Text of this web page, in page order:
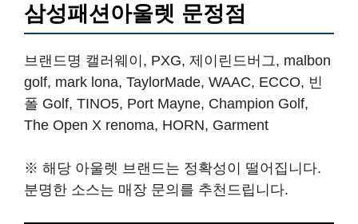
삼성패션아울렛 문정점
브랜드명 캘러웨이, PXG, 제이린드버그, malbon
golf, mark lona, TaylorMade, WAAC, ECCO, 빈
폴 Golf, TINO5, Port Mayne, Champion Golf,
The Open X renoma, HORN, Garment
※ 해당 아울렛 브랜드는 정확성이 떨어집니다.
분명한 소스는 매장 문의를 추천드립니다.